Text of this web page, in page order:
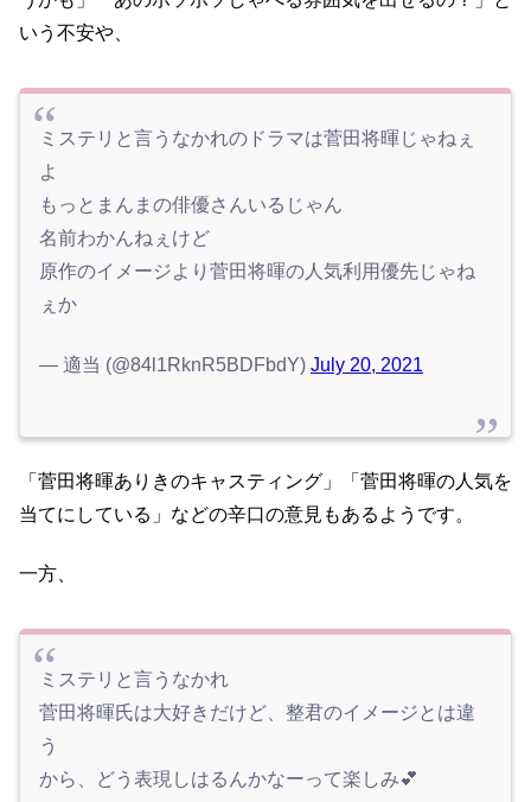
いう不安や、
ミステリと言うなかれのドラマは菅田将暉じゃねぇ
よ
もっとまんまの俳優さんいるじゃん
名前わかんねぇけど
原作のイメージより菅田将暉の人気利用優先じゃね
ぇか
— 適当 (@84l1RknR5BDFbdY) July 20, 2021
「菅田将暉ありきのキャスティング」「菅田将暉の人気を
当てにしている」などの辛口の意見もあるようです。
一方、
ミステリと言うなかれ
菅田将暉氏は大好きだけど、整君のイメージとは違
う
から、どう表現しはるんかなーって楽しみ💕